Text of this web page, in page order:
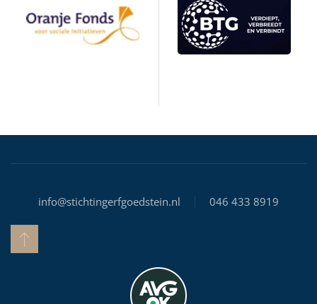
info@stichtingerfgoedstein.nl 046 433 8919